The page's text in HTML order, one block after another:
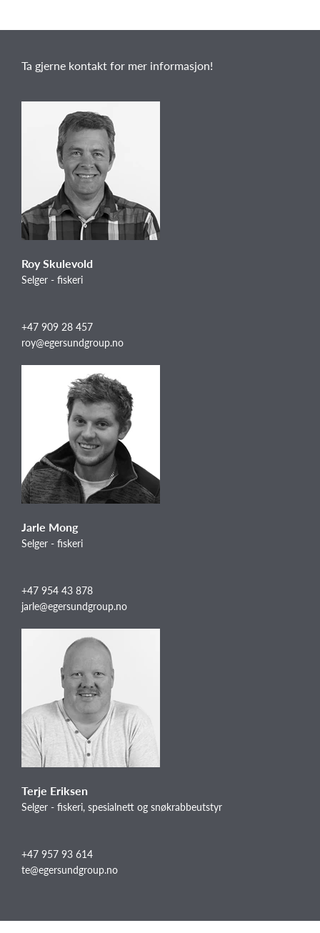
Ta gjerne kontakt for mer informasjon!
Roy Skulevold
Selger - fiskeri
+47 909 28 457
roy@egersundgroup.no
Jarle Mong
Selger - fiskeri
+47 954 43 878
jarle@egersundgroup.no
Terje Eriksen
Selger - fiskeri, spesialnett og snøkrabbeutstyr
+47 957 93 614
te@egersundgroup.no